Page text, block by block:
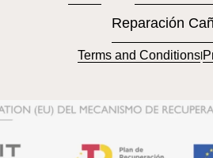
Reparación
Terms and Conditionsl